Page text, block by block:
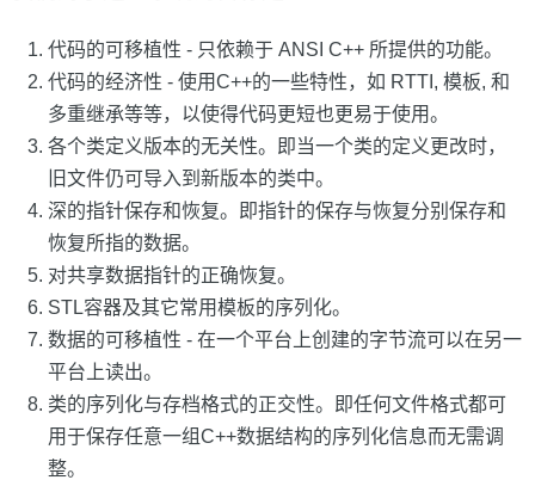
代码的可移植性 - 只依赖于 ANSI C++ 所提供的功能。
代码的经济性 - 使用C++的一些特性，如 RTTI, 模板, 和
多重继承等等，以使得代码更短也更易于使用。
各个类定义版本的无关性。即当一个类的定义更改时，
旧文件仍可导入到新版本的类中。
深的指针保存和恢复。即指针的保存与恢复分别保存和
恢复所指的数据。
对共享数据指针的正确恢复。
STL容器及其它常用模板的序列化。
数据的可移植性 - 在一个平台上创建的字节流可以在另一
平台上读出。
类的序列化与存档格式的正交性。即任何文件格式都可
用于保存任意一组C++数据结构的序列化信息而无需调
整。